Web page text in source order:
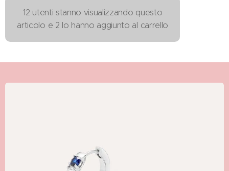
12 utenti stanno visualizzando questo
articolo e 2 lo hanno aggiunto al carrello